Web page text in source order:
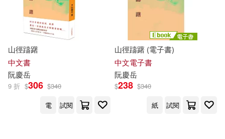
山徑躊躇
中文書
阮慶岳
9 折 $306 $340
電
試閱
山徑躊躇 (電子書)
中文電子書
阮慶岳
$238 $340
紙
試閱